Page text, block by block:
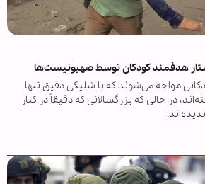
هدفمند کودکان توسط صهیونیست‌ها
مواجه می‌شوند که با شلیکی دقیق تنها
در حالی که بزرگسالانی که دقیقاً در کنار